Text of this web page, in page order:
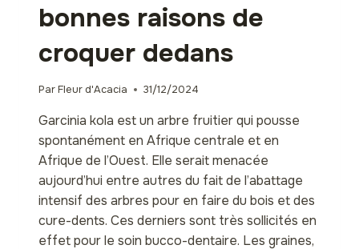
bonnes raisons de
croquer dedans
ParFleur d'Acacia 31/12/2024
Garcinia kola est un arbre fruitier qui pousse
spontanément en Afrique centrale et en
Afrique de l’Ouest. Elle serait menacée
aujourd’hui entre autres du fait de l’abattage
intensif des arbres pour en faire du bois et des
cure-dents. Ces derniers sont très sollicités en
effet pour le soin bucco-dentaire. Les graines,